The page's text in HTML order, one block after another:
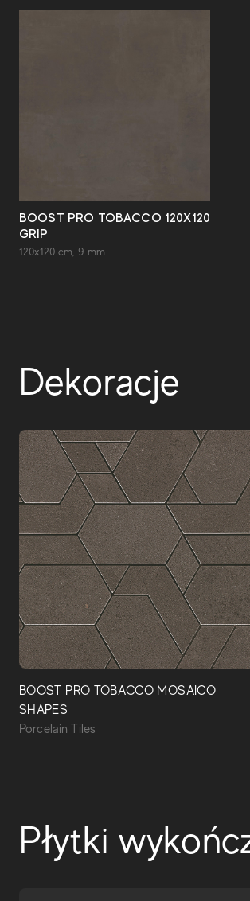
BOOST PRO TOBACCO 120X120
GRIP
120x120 cm, 9 mm
Dekoracje
BOOST PRO TOBACCO MOSAICO
SHAPES
Porcelain Tiles
Płytki